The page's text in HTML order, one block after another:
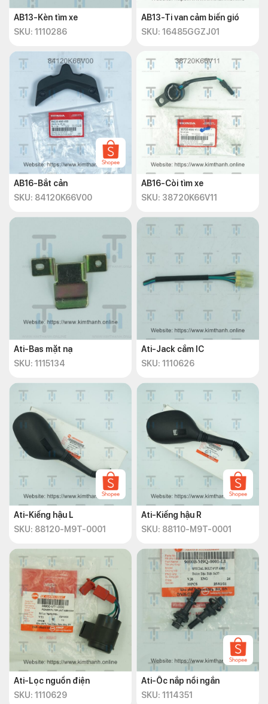
AB13-Kèn tìm xe
SKU: 1110286
AB13-Ti van cảm biến gió
SKU: 16485GGZJ01
AB16-Bắt cản
SKU: 84120K66V00
AB16-Còi tìm xe
SKU: 38720K66V11
Ati-Bas mặt nạ
SKU: 1115134
Ati-Jack cắm IC
SKU: 1110626
Ati-Kiếng hậu L
SKU: 88120-M9T-0001
Ati-Kiếng hậu R
SKU: 88110-M9T-0001
Ati-Lọc nguồn điện
SKU: 1110629
Ati-Ốc nắp nồi ngắn
SKU: 1114351